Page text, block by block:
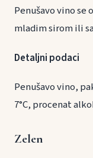
Penušavo vino se
mladim sirom ili
Detaljni podaci
Penušavo vino,
7°C, procenat
Zelen